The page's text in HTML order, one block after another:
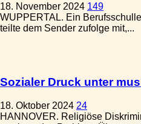
18. November 2024 149
WUPPERTAL. Ein
teilte dem Sender zufolge mit,...
Sozialer Druck unter
18. Oktober 2024 24
HANNOVER. Religiöse